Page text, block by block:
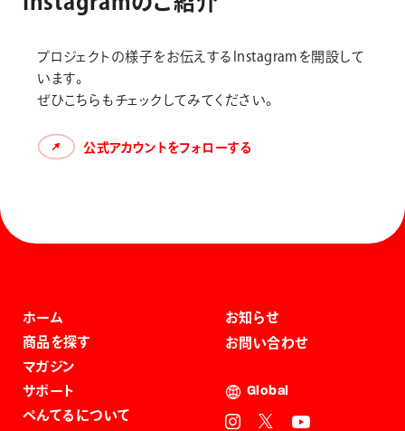
プロジェクトの様子をお伝えするInstagramを開設して
います。
ぜひこちらもチェックしてみてください。
公式アカウントをフォローする
ホーム
商品を探す
マガジン
サポート
ぺんてるについて
お知らせ
お問い合わせ
Global